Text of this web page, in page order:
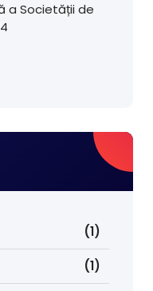
a Societății de
(1)
(1)